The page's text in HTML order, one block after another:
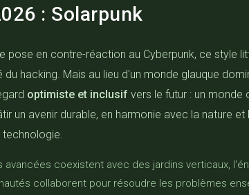
: Solarpunk
pose en contre-réaction au Cyberpunk, ce style
hacking. Mais au lieu d'un monde glauque
optimiste et inclusif vers le futur : un monde
un avenir durable, en harmonie avec la nature et
technologie.
coexistent avec des jardins verticaux,
collaborent pour résoudre les problèmes